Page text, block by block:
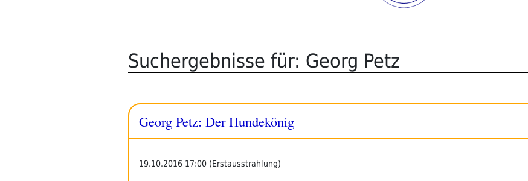
Suchergebnisse für: Georg Petz
Georg Petz: Der Hundekönig
19.10.2016 17:00 (Erstausstrahlung)